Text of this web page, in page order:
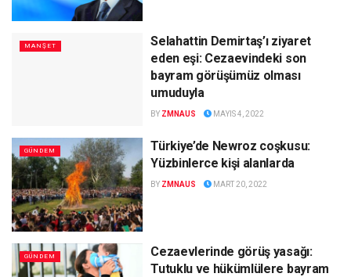
MANŞET
Selahattin Demirtaş’ı ziyaret
eden eşi: Cezaevindeki son
bayram görüşümüz olması
umuduyla
BY ZMNAUS MAYIS 4, 2022
GÜNDEM
Türkiye’de Newroz coşkusu:
Yüzbinlerce kişi alanlarda
BY ZMNAUS MART 20, 2022
GÜNDEM
Cezaevlerinde görüş yasağı:
Tutuklu ve hükümlülere bayram